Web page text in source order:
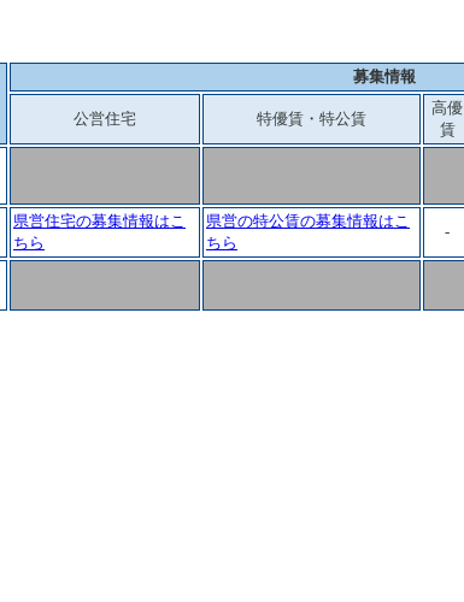
募集情報
公営住宅 特優賃・特公賃
高優
賃
県営住宅の募集情報はこ
ちら
県営の特公賃の募集情報はこ
ちら
-